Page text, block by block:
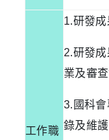
工作職
1.研發
2.研發
業及審
3. 國科
錄及維護